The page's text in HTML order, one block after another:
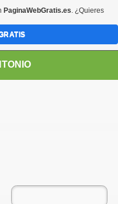
PaginaWebGratis.es. ¿Quieres